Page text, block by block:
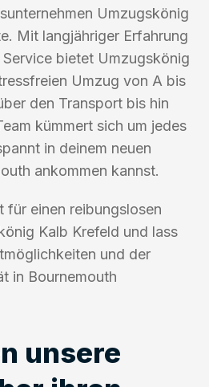
Umzugskönig
Mit langjähriger Erfahrung
bietet Umzugskönig
Umzug von A bis
den Transport bis hin
kümmert sich um jedes
in deinem neuen
ankommen kannst.
für einen reibungslosen
Kalb Krefeld und lass
und der
in Bournemouth
unsere